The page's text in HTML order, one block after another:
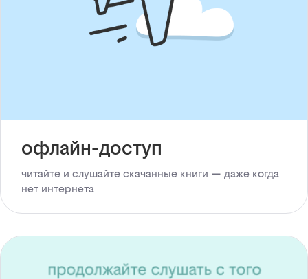
офлайн-доступ
читайте и слушайте скачанные книги — даже когда
нет интернета